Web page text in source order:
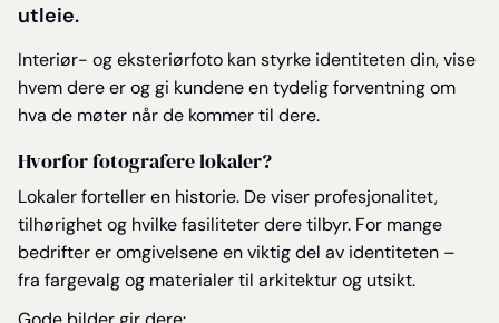
utleie.
Interiør- og eksteriørfoto kan styrke identiteten din, vise
hvem dere er og gi kundene en tydelig forventning om
hva de møter når de kommer til dere.
Hvorfor fotografere lokaler?
Lokaler forteller en historie. De viser profesjonalitet,
tilhørighet og hvilke fasiliteter dere tilbyr. For mange
bedrifter er omgivelsene en viktig del av identiteten –
fra fargevalg og materialer til arkitektur og utsikt.